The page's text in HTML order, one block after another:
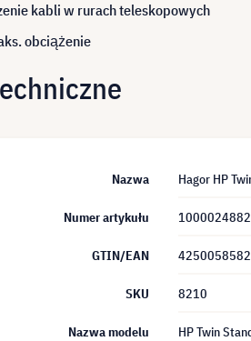
kabli w rurach teleskopowych
obciążenie
Nazwa Hagor HP
Numer artykułu 1000024882
GTIN/EAN
SKU 8210
Nazwa modelu HP Twin